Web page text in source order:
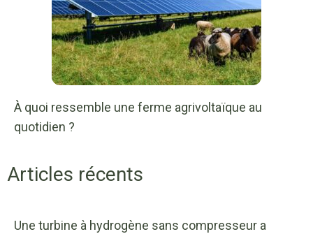
À quoi ressemble une ferme agrivoltaïque au
quotidien ?
Articles récents
Une turbine à hydrogène sans compresseur a